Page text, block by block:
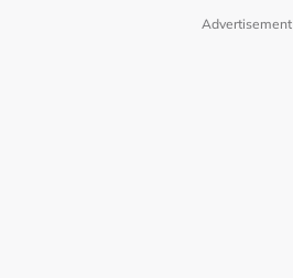
Advertisement